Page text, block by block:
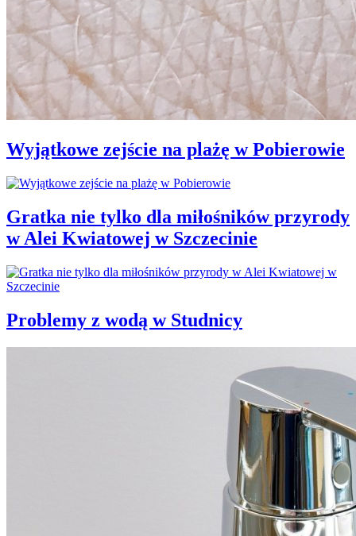
Wyjątkowe zejście na plażę w Pobierowie
Gratka nie tylko dla miłośników przyrody
w Alei Kwiatowej w Szczecinie
Problemy z wodą w Studnicy